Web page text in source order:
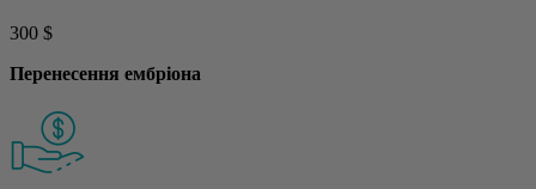
300 $
Перенесення ембріона